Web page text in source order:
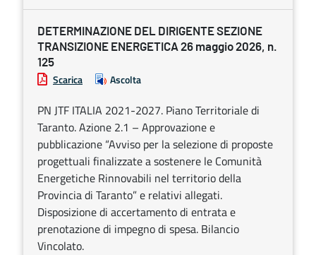
DETERMINAZIONE DEL DIRIGENTE SEZIONE
TRANSIZIONE ENERGETICA 26 maggio 2026, n.
125
Scarica Ascolta
PN JTF ITALIA 2021-2027. Piano Territoriale di
Taranto. Azione 2.1 – Approvazione e
pubblicazione “Avviso per la selezione di proposte
progettuali finalizzate a sostenere le Comunità
Energetiche Rinnovabili nel territorio della
Provincia di Taranto” e relativi allegati.
Disposizione di accertamento di entrata e
prenotazione di impegno di spesa. Bilancio
Vincolato.